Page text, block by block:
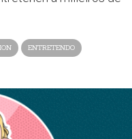
ENTRETENDO